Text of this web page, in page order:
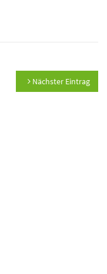
Nächster Eintrag